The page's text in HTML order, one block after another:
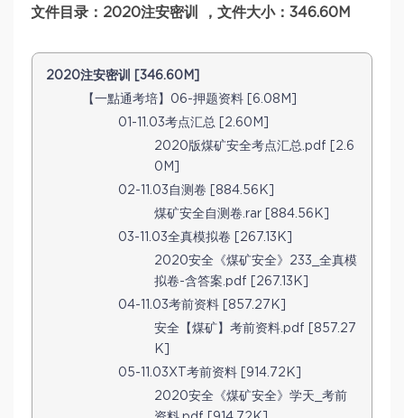
文件目录：2020注安密训 ，文件大小：346.60M
2020注安密训 [346.60M]
【一點通考培】06-押题资料 [6.08M]
01-11.03考点汇总 [2.60M]
2020版煤矿安全考点汇总.pdf [2.6
0M]
02-11.03自测卷 [884.56K]
煤矿安全自测卷.rar [884.56K]
03-11.03全真模拟卷 [267.13K]
2020安全《煤矿安全》233_全真模
拟卷-含答案.pdf [267.13K]
04-11.03考前资料 [857.27K]
安全【煤矿】考前资料.pdf [857.27
K]
05-11.03XT考前资料 [914.72K]
2020安全《煤矿安全》学天_考前